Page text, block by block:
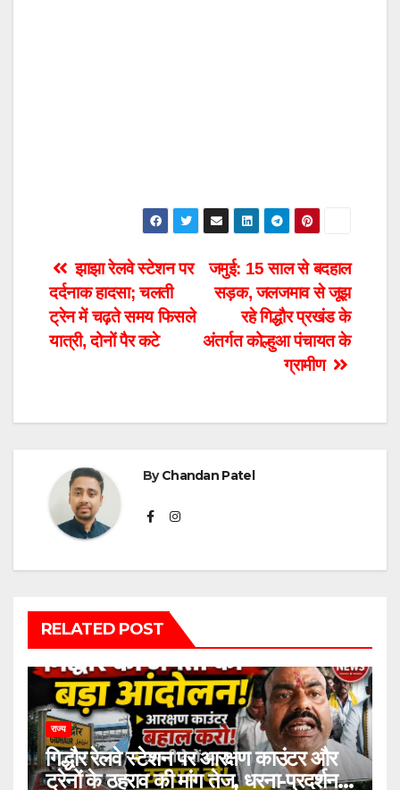
Post
navigation
जमुई: 15 साल से बदहाल
सड़क, जलजमाव से जूझ
रहे गिद्धौर प्रखंड के
अंतर्गत कोल्हुआ पंचायत के
ग्रामीण
झाझा रेलवे स्टेशन पर
दर्दनाक हादसा; चलती
ट्रेन में चढ़ते समय फिसले
यात्री, दोनों पैर कटे
ByChandan Patel
RELATED POST
राज्य
गिद्धौर रेलवे स्टेशन पर आरक्षण काउंटर और
ट्रेनों के ठहराव की मांग तेज, धरना-प्रदर्शन में